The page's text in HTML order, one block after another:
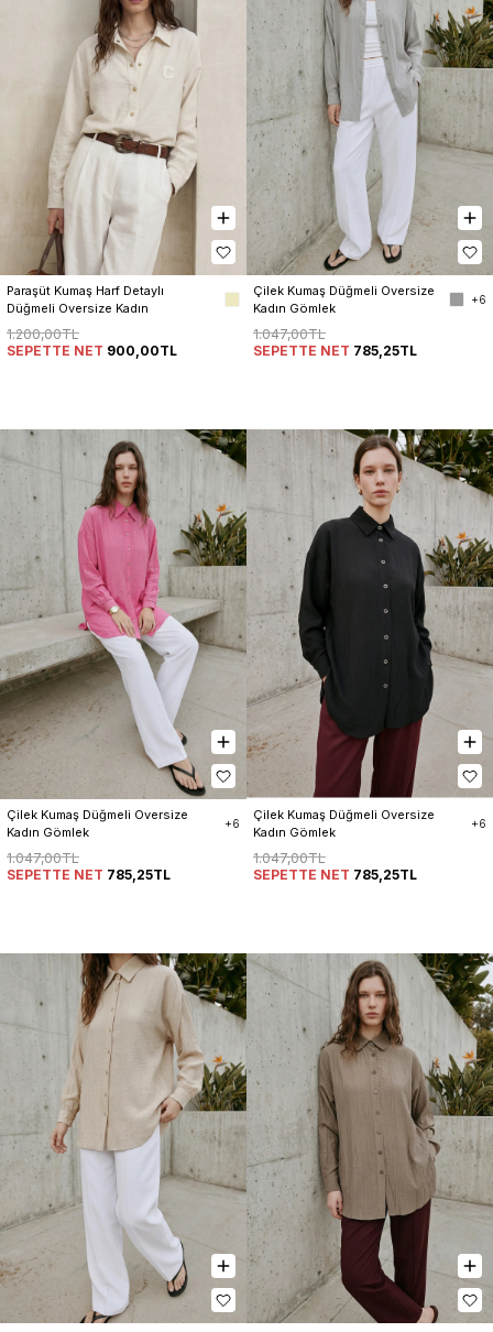
Paraşüt Kumaş Harf Detaylı
Düğmeli Oversize Kadın
Gömlek
1.200,00TL
SEPETTE NET 900,00TL
Çilek Kumaş Düğmeli Oversize
Kadın Gömlek
+6
1.047,00TL
SEPETTE NET 785,25TL
Çilek Kumaş Düğmeli Oversize
Kadın Gömlek
+6
1.047,00TL
SEPETTE NET 785,25TL
Çilek Kumaş Düğmeli Oversize
Kadın Gömlek
+6
1.047,00TL
SEPETTE NET 785,25TL